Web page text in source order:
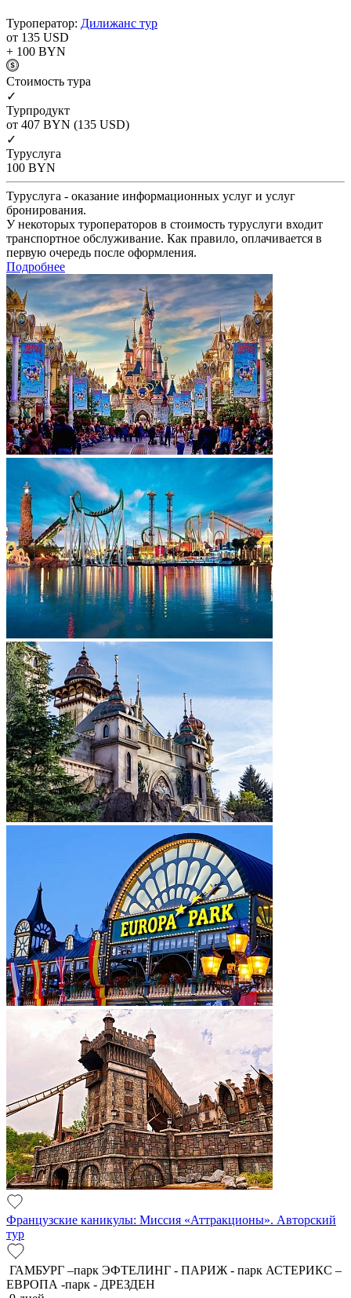
Туроператор: Дилижанс тур
от 135 USD
+ 100 BYN
Cтоимость тура
✓
Турпродукт
от 407 BYN (135 USD)
✓
Туруслуга
100 BYN
Туруслуга - оказание информационных услуг и услуг
бронирования.
У некоторых туроператоров в стоимость туруслуги входит
транспортное обслуживание. Как правило, оплачивается в
первую очередь после оформления.
Подробнее
Французские каникулы: Миссия «Аттракционы». Авторский
тур
ГАМБУРГ –парк ЭФТЕЛИНГ - ПАРИЖ - парк АСТЕРИКС –
ЕВРОПА -парк - ДРЕЗДЕН